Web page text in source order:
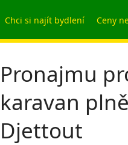
Chci si najít bydlení Ceny
Pronajmu
karavan
Djettout